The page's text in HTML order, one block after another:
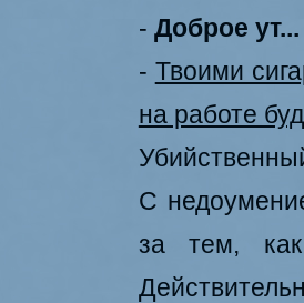
- Доброе ут...
- Твоими
на работе
С
за тем,